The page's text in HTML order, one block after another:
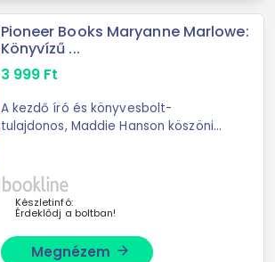
Pioneer Books Maryanne Marlowe:
Könyvízű ...
3 999 Ft
A kezdő író és könyvesbolt-
tulajdonos, Maddie Hanson köszöni
azóta pedig csak könyvklubja és
bimbódzó ...
Készletinfó:
Érdeklődj a boltban!
Megnézem arrow_forward